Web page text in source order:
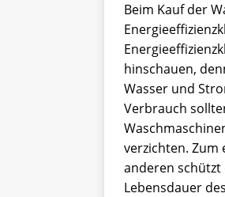
Beim Kauf der
hinschauen,
Wasser und
Verbrauch
verzichten. Zum
anderen schützt
Lebensdauer